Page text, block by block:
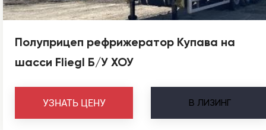
Полуприцеп рефрижератор Купава на
шасси Fliegl Б/У ХОУ
В ЛИЗИНГ
УЗНАТЬ ЦЕНУ